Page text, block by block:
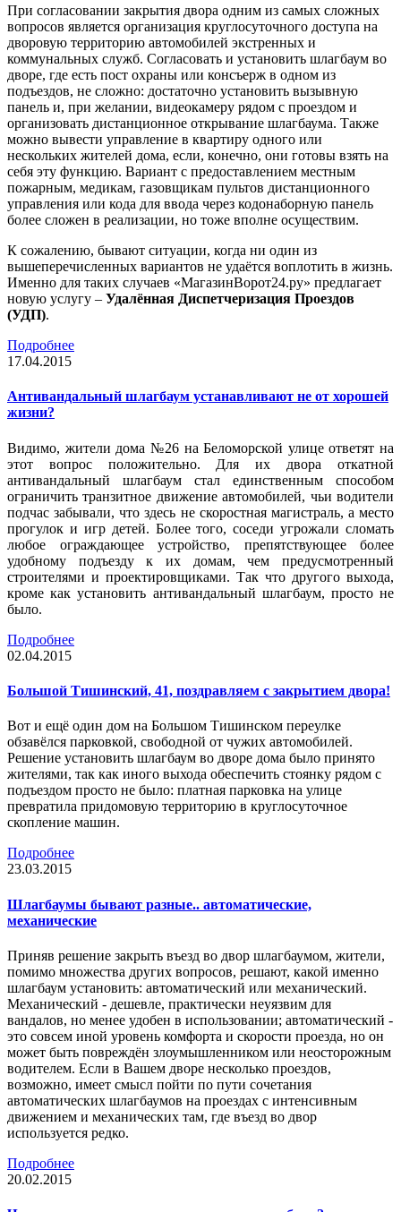
При согласовании закрытия двора одним из самых сложных
вопросов является организация круглосуточного доступа на
дворовую территорию автомобилей экстренных и
коммунальных служб. Согласовать и установить шлагбаум во
дворе, где есть пост охраны или консъерж в одном из
подъездов, не сложно: достаточно установить вызывную
панель и, при желании, видеокамеру рядом с проездом и
организовать дистанционное открывание шлагбаума. Также
можно вывести управление в квартиру одного или
нескольких жителей дома, если, конечно, они готовы взять на
себя эту функцию. Вариант с предоставлением местным
пожарным, медикам, газовщикам пультов дистанционного
управления или кода для ввода через кодонаборную панель
более сложен в реализации, но тоже вполне осуществим.
К сожалению, бывают ситуации, когда ни один из
вышеперечисленных вариантов не удаётся воплотить в жизнь.
Именно для таких случаев «МагазинВорот24.ру» предлагает
новую услугу – Удалённая Диспетчеризация Проездов
(УДП).
Подробнее
17.04.2015
Антивандальный шлагбаум устанавливают не от хорошей
жизни?
Видимо, жители дома №26 на Беломорской улице ответят на
этот вопрос положительно. Для их двора откатной
антивандальный шлагбаум стал единственным способом
ограничить транзитное движение автомобилей, чьи водители
подчас забывали, что здесь не скоростная магистраль, а место
прогулок и игр детей. Более того, соседи угрожали сломать
любое ограждающее устройство, препятствующее более
удобному подъезду к их домам, чем предусмотренный
строителями и проектировщиками. Так что другого выхода,
кроме как установить антивандальный шлагбаум, просто не
было.
Подробнее
02.04.2015
Большой Тишинский, 41, поздравляем с закрытием двора!
Вот и ещё один дом на Большом Тишинском переулке
обзавёлся парковкой, свободной от чужих автомобилей.
Решение установить шлагбаум во дворе дома было принято
жителями, так как иного выхода обеспечить стоянку рядом с
подъездом просто не было: платная парковка на улице
превратила придомовую территорию в круглосуточное
скопление машин.
Подробнее
23.03.2015
Шлагбаумы бывают разные.. автоматические,
механические
Приняв решение закрыть въезд во двор шлагбаумом, жители,
помимо множества других вопросов, решают, какой именно
шлагбаум установить: автоматический или механический.
Механический - дешевле, практически неуязвим для
вандалов, но менее удобен в использовании; автоматический -
это совсем иной уровень комфорта и скорости проезда, но он
может быть повреждён злоумышленником или неосторожным
водителем. Если в Вашем дворе несколько проездов,
возможно, имеет смысл пойти по пути сочетания
автоматических шлагбаумов на проездах с интенсивным
движением и механических там, где въезд во двор
используется редко.
Подробнее
20.02.2015